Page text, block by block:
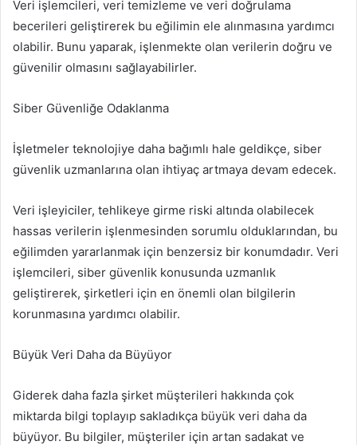
Veri işlemcileri, veri temizleme ve veri doğrulama
becerileri geliştirerek bu eğilimin ele alınmasına yardımcı
olabilir. Bunu yaparak, işlenmekte olan verilerin doğru ve
güvenilir olmasını sağlayabilirler.
Siber Güvenliğe Odaklanma
İşletmeler teknolojiye daha bağımlı hale geldikçe, siber
güvenlik uzmanlarına olan ihtiyaç artmaya devam edecek.
Veri işleyiciler, tehlikeye girme riski altında olabilecek
hassas verilerin işlenmesinden sorumlu olduklarından, bu
eğilimden yararlanmak için benzersiz bir konumdadır. Veri
işlemcileri, siber güvenlik konusunda uzmanlık
geliştirerek, şirketleri için en önemli olan bilgilerin
korunmasına yardımcı olabilir.
Büyük Veri Daha da Büyüyor
Giderek daha fazla şirket müşterileri hakkında çok
miktarda bilgi toplayıp sakladıkça büyük veri daha da
büyüyor. Bu bilgiler, müşteriler için artan sadakat ve